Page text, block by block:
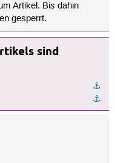
Artikel. Bis dahin
gesperrt.
sind
⚓︎
⚓︎